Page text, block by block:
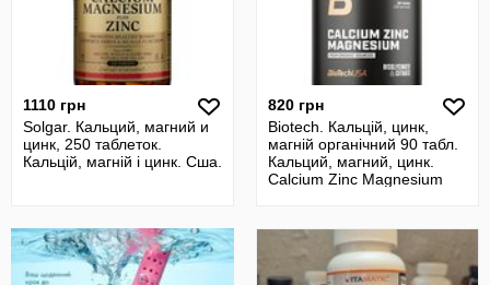
1110 грн
Solgar. Кальций, магний и
цинк, 250 таблеток.
Кальцій, магній і цинк. Сша.
820 грн
Biotech. Кальцій, цинк,
магній органічний 90 табл.
Кальций, магний, цинк.
Calcium Zinc Magnesium